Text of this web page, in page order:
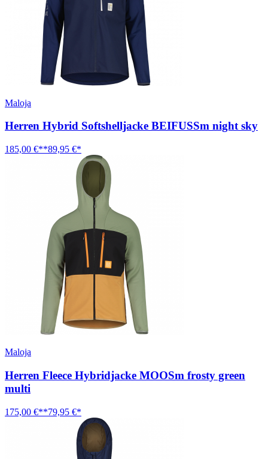
Maloja
Herren Hybrid Softshelljacke BEIFUSSm night sky
185,00 €**89,95 €*
Maloja
Herren Fleece Hybridjacke MOOSm frosty green
multi
175,00 €**79,95 €*